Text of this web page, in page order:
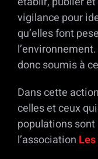
vigilance pour
qu’elles font
donc soumis à
Dans cette
celles et ceux
populations
l’association Les